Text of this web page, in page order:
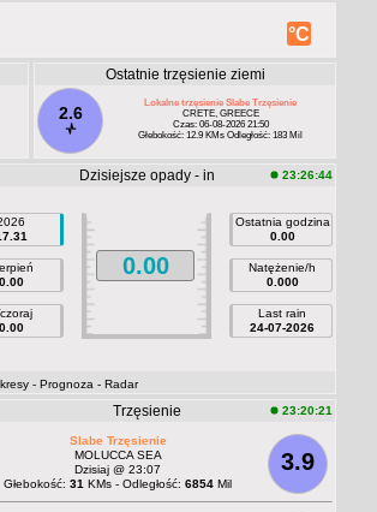
°C
Ostatnie trzęsienie ziemi
2.6
Lokalne trzęsienie Slabe Trzęsienie
CRETE, GREECE
Czas: 06-08-2026 21:50
Głebokość: 12.9 KMs Odległość: 183 Mil
Dzisiejsze opady - in 23:26:44
0.00
0.00
0.00
Ostatnia godzina
0.00
Natężenie/h
0.000
Last rain
24-07-2026
- Prognoza - Radar
Trzęsienie 23:20:21
3.9
Slabe Trzęsienie
MOLUCCA SEA
Dzisiaj @ 23:07
Głebokość: 31 KMs - Odległość: 6854 Mil